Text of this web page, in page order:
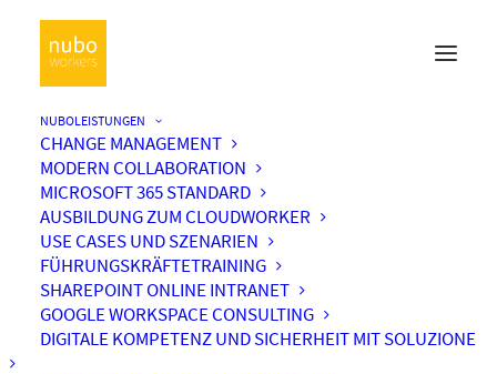
NUBOLEISTUNGEN
CHANGE MANAGEMENT
MODERN COLLABORATION
MICROSOFT 365 STANDARD
AUSBILDUNG ZUM CLOUDWORKER
USE CASES UND SZENARIEN
FÜHRUNGSKRÄFTETRAINING
SHAREPOINT ONLINE INTRANET
GOOGLE WORKSPACE CONSULTING
DIGITALE KOMPETENZ UND SICHERHEIT MIT SOLUZIONE